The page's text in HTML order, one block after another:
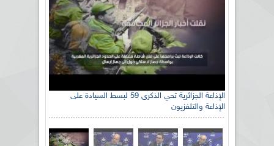
الإذاعة الجزائرية تحي الذكرى 59 لبسط السيادة على
الإذاعة والتلفزيون